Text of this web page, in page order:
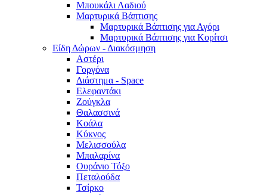
Μπουκάλι Λαδιού
Μαρτυρικά Βάπτισης
Μαρτυρικά Βάπτισης για Αγόρι
Μαρτυρικά Βάπτισης για Κορίτσι
Είδη Δώρων - Διακόσμηση
Αστέρι
Γοργόνα
Διάστημα - Space
Ελεφαντάκι
Ζούγκλα
Θαλασσινά
Κοάλα
Κύκνος
Μελισσούλα
Μπαλαρίνα
Ουράνιο Τόξο
Πεταλούδα
Τσίρκο